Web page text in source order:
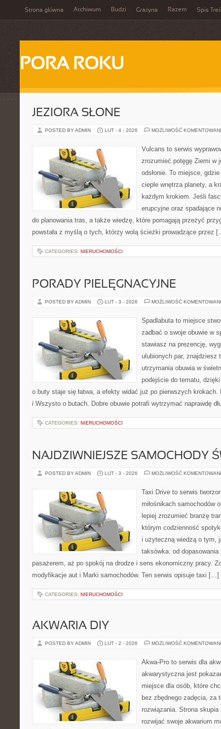
Strona główna Archiwum Budzi Grażyna Razem Spis
PORA ROKU
JEZIORA SŁONE
POSTED BY ADMIN LUT - 4 - 2026 MOŻLIWOŚĆ
Vulcans to serwis
zrozumieć potęgę Ziemi w
odsłonie. To miejsce,
cieple wnętrza planety, a
każdym krokiem. Jeśli
erupcyjne oraz spadające
do planowania tras, a także wiedzę, które pomagają przeżyć
powstała z myślą o tych, którzy wolą ścieżki prowadzące przez
CATEGORIES: NIERUCHOMOŚCI
PORADY PIELĘGNACYJNE
POSTED BY ADMIN LUT - 3 - 2026 MOŻLIWOŚĆ
Spadlabuta to miejsce
zadbać o swoje obuwie w
stawiasz na prezencję,
ulubionych par, znajdziesz
utrzymania obuwia w
podejście do tematu,
o buty staje się łatwa, a efekty widać już po pierwszych krokach.
i Wszysto o butach. Dobre obuwie potrafi wytrzymać naprawdę
CATEGORIES: NIERUCHOMOŚCI
NAJDZIWNIEJSZE SAMOCHODY
POSTED BY ADMIN LUT - 3 - 2026 MOŻLIWOŚĆ
Taxi Drive to serwis
miłośnikach samochodów
lepiej zrozumieć branżę
którym codzienność
i użyteczną wiedzą o tym,
taksówka: od
pasażerem, aż po spokój na drodze i sens ekonomiczny pracy.
modyfikacje aut i Marki samochodów. Ten serwis opisuje taxi […]
CATEGORIES: NIERUCHOMOŚCI
AKWARIA DIY
POSTED BY ADMIN LUT - 2 - 2026 MOŻLIWOŚĆ
Akwa-Pro to serwis dla
akwarystyczna jest
miejsce dla osób, które
bez zbędnego zadęcia, za
rozwiązania. Strona
rozwijać swoje akwarium